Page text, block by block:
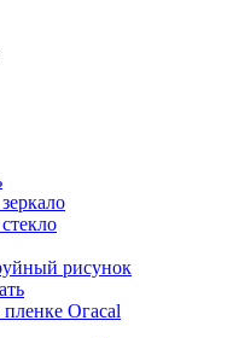
рисунок
Огасаl